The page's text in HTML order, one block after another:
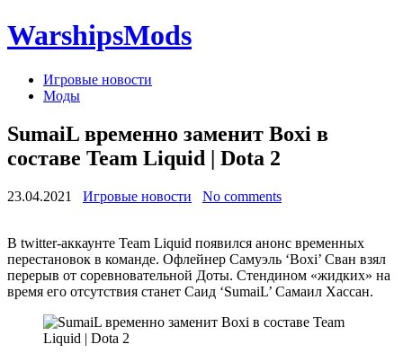
WarshipsMods
Игровые новости
Моды
SumaiL временно заменит Boxi в
составе Team Liquid | Dota 2
23.04.2021 Игровые новости No comments
В twitter-аккаунте Team Liquid появился анонс временных
перестановок в команде. Офлейнер Самуэль ‘Boxi’ Сван взял
перерыв от соревновательной Доты. Стендином «жидких» на
время его отсутствия станет Саид ‘SumaiL’ Самаил Хассан.